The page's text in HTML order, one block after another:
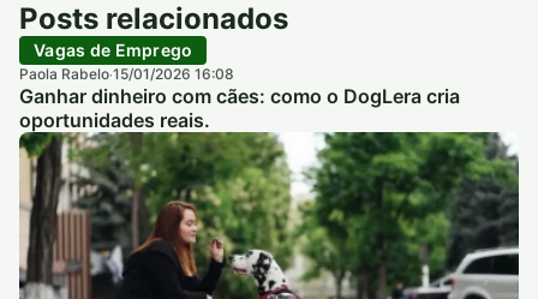
Posts relacionados
Vagas de Emprego
Paola Rabelo·15/01/2026 16:08
Ganhar dinheiro com cães: como o DogLera cria
oportunidades reais.